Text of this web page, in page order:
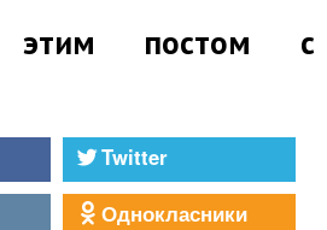
этим постом с
Twitter
Однокласники